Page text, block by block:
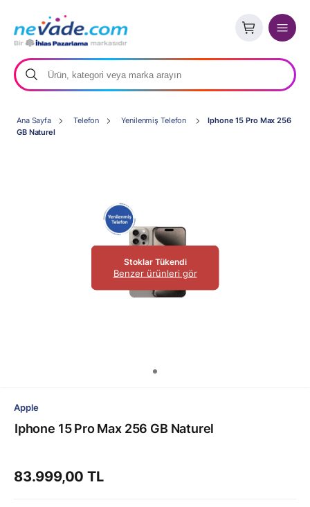
Ana Sayfa Telefon Yenilenmiş Telefon
Iphone 15 Pro Max 256
GB Naturel
Stoklar Tükendi
Benzer ürünleri gör
Apple
Iphone 15 Pro Max 256 GB Naturel
83.999,00 TL